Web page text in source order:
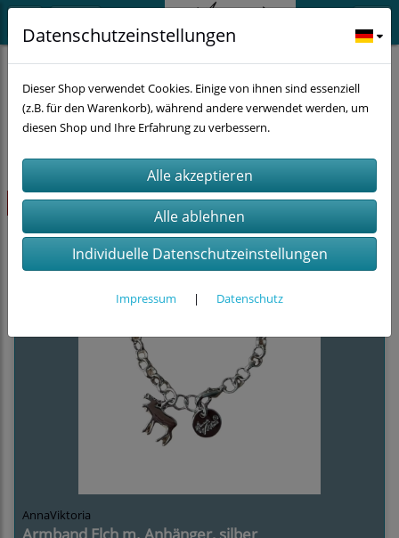
Schmuck Armbänder Elch
Sortierung wählen
Highlight
AnnaViktoria
Datenschutzeinstellungen
Dieser Shop verwendet Cookies. Einige von ihnen sind essenziell
(z.B. für den Warenkorb), während andere verwendet werden, um
diesen Shop und Ihre Erfahrung zu verbessern.
Individuelle Datenschutzeinstellungen
Impressum | Datenschutz